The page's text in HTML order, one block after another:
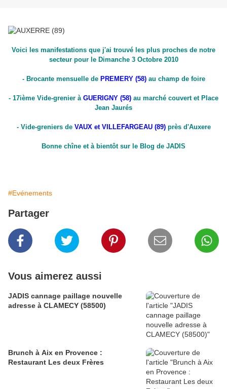
Voici les manifestations que j'ai trouvé les plus proches de notre
secteur pour le Dimanche 3 Octobre 2010
- Brocante mensuelle de PREMERY (58)au champ de foire
- 17ième Vide-grenier à GUERIGNY (58) au marché couvert et Place
Jean Jaurés
- Vide-greniers de VAUX et VILLEFARGEAU (89)près d'Auxere
Bonne chîne et à bientôt sur le Blog de JADIS
#Evénements
Partager
Vous aimerez aussi
JADIS cannage paillage nouvelle
adresse à CLAMECY (58500)
Brunch à Aix en Provence :
Restaurant Les deux Frères